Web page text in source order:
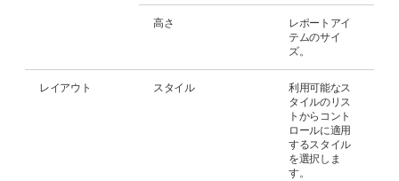
高さ
レポートアイ
テムのサイ
ズ。
レイアウト スタイル
利用可能なス
タイルのリス
トからコント
ロールに適用
するスタイル
を選択しま
す。